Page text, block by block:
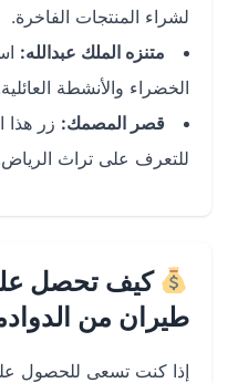
لشراء المنتجات الفاخرة.
متنزه الملك عبدالله:استمتع
الخضراء والأنشطة العائلية.
قصر المصمك:زر هذا المعلم
للتعرف على تراث الرياض.
كيف تحصل على
طيران من الدوادمي
إذا كنت تسعى للحصول على